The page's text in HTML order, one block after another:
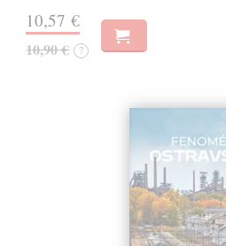
10,57 €
10,90 € ?